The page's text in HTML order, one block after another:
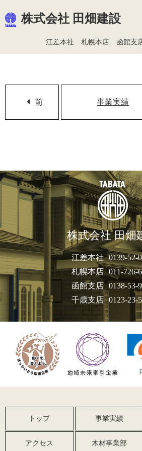
株式会社 田畑建設
江差本社 札幌本店 函館支
前 事業実績
株式会社 田畑
江差本社 0139-52-
札幌本店 011-726-
函館支店 0138-53-
千歳支店 0123-23-
トップ 事業実績
アクセス 木材事業部